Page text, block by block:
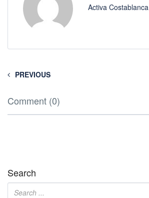
Activa Costablanca
PREVIOUS
Comment (0)
Search